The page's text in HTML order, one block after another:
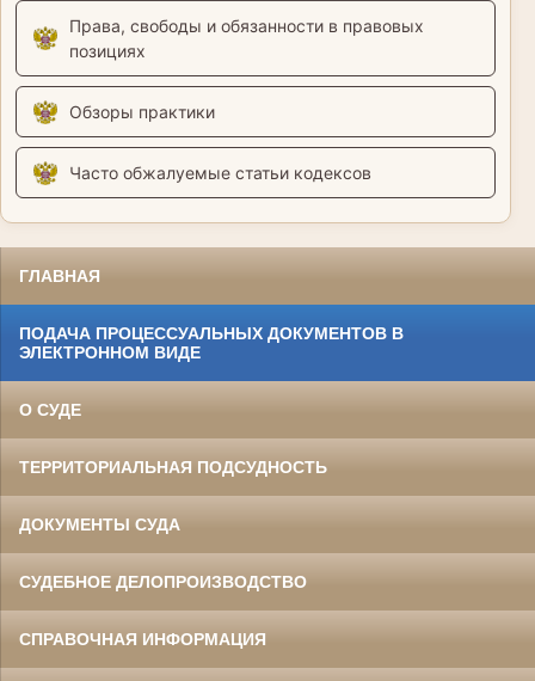
Права, свободы и обязанности в правовых
позициях
Обзоры практики
Часто обжалуемые статьи кодексов
ГЛАВНАЯ
ПОДАЧА ПРОЦЕССУАЛЬНЫХ ДОКУМЕНТОВ В
ЭЛЕКТРОННОМ ВИДЕ
О СУДЕ
ТЕРРИТОРИАЛЬНАЯ ПОДСУДНОСТЬ
ДОКУМЕНТЫ СУДА
СУДЕБНОЕ ДЕЛОПРОИЗВОДСТВО
СПРАВОЧНАЯ ИНФОРМАЦИЯ